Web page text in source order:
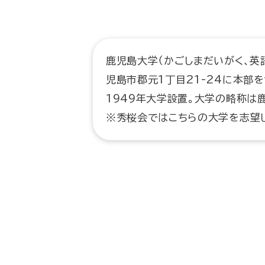
鹿児島大学（かごしまだいがく
児島市郡元1丁目21-24に本部を
1949年大学設置。大学の略称は鹿
※秀桜会ではこちらの大学を志望